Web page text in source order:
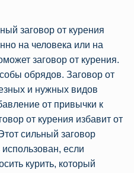
заговор от курения
на человека или на
заговор от курения.
обрядов. Заговор от
и нужных видов
от привычки к
от курения избавит от
сильный заговор
если
курить, который